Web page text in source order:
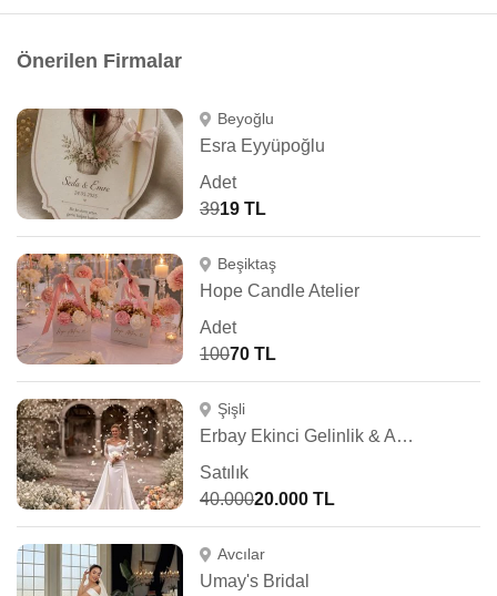
Önerilen Firmalar
Beyoğlu
Esra Eyyüpoğlu
Adet
3919 TL
Beşiktaş
Hope Candle Atelier
Adet
10070 TL
Şişli
Erbay Ekinci Gelinlik & Abiye
Satılık
40.00020.000 TL
Avcılar
Umay's Bridal